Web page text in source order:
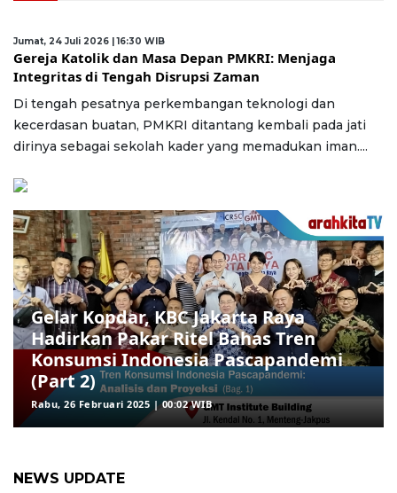
Jumat, 24 Juli 2026 | 16:30 WIB
Gereja Katolik dan Masa Depan PMKRI: Menjaga
Integritas di Tengah Disrupsi Zaman
Di tengah pesatnya perkembangan teknologi dan
kecerdasan buatan, PMKRI ditantang kembali pada jati
dirinya sebagai sekolah kader yang memadukan iman....
Gelar Kopdar, KBC Jakarta Raya
Hadirkan Pakar Ritel Bahas Tren
Konsumsi Indonesia Pascapandemi
(Part 2)
Rabu, 26 Februari 2025 | 00:02 WIB
NEWS UPDATE